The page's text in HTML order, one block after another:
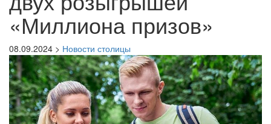
«Миллиона призов»
08.09.2024 > Новости столицы